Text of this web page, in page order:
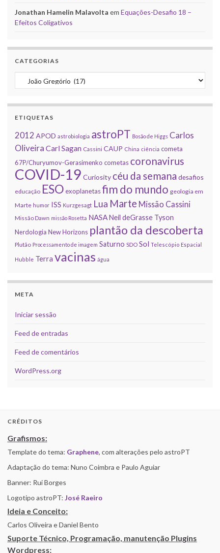
Jonathan Hamelin Malavolta em Equações-Desafio 18 –
Efeitos Coligativos
CATEGORIAS
Categorias
ETIQUETAS
2012 APOD astrobiologia astroPT Bosão de Higgs Carlos
Oliveira Carl Sagan Cassini CAUP China ciência cometa
67P/Churyumov-Gerasimenko cometas coronavirus
COVID-19 Curiosity céu da semana desafios
educação ESOexoplanetasfim do mundo geologia em
Marte humor ISS Kurzgesagt Lua Marte Missão Cassini
Missão Dawn missão Rosetta NASANeil deGrasse Tyson
Nerdologia New Horizons plantão da descoberta
Plutão Processamento de imagem Saturno SDO Sol Telescópio Espacial
Hubble Terra vacinas água
META
Iniciar sessão
Feed de entradas
Feed de comentários
WordPress.org
CRÉDITOS
Grafismos:
Template do tema: Graphene, com alterações pelo astroPT
Adaptação do tema: Nuno Coimbra e Paulo Aguiar
Banner: Rui Borges
Logotipo astroPT: José Raeiro
Ideia e Conceito:
Carlos Oliveira e Daniel Bento
Suporte Técnico, Programação, manutenção Plugins
Wordpress: